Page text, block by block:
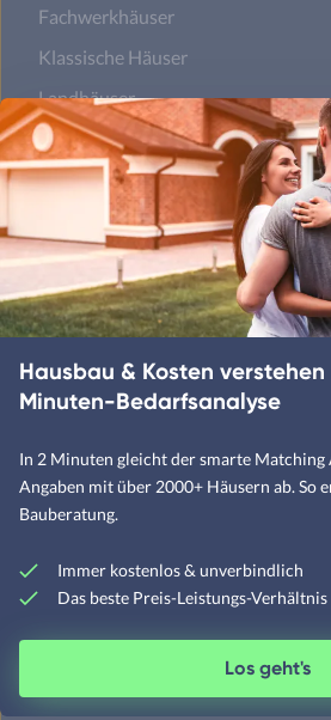
Fachwerkhäuser
Klassische Häuser
Landhäuser
Mediterrane Häuser
Moderne Häuser
Schwedenhäuser
Skandinavische Häuser
Satteldachhäuser
Flachdachhäuser
Walmdachhäuser
Unternehmen
Hausbau & Kosten
Minuten-Bedarfsanalyse
In 2 Minuten gleicht der smarte
Angaben mit über 2000+ Häusern ab. So
Bauberatung.
Immer kostenlos & unverbindlich
Das beste Preis-Leistungs-Verhältnis
Los geht's